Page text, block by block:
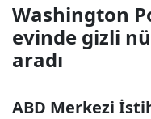
Washington
evinde gizli
aradı
ABD Merkezi